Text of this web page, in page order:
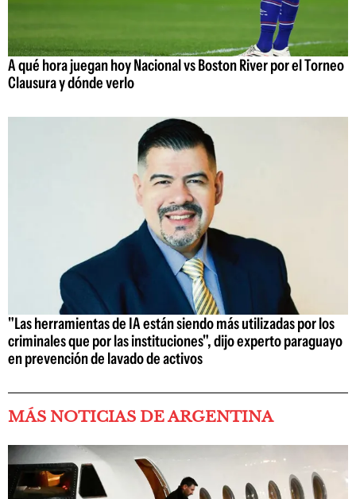
A qué hora juegan hoy Nacional vs Boston River por el Torneo
Clausura y dónde verlo
"Las herramientas de IA están siendo más utilizadas por los
criminales que por las instituciones", dijo experto paraguayo
en prevención de lavado de activos
MÁS NOTICIAS DE ARGENTINA